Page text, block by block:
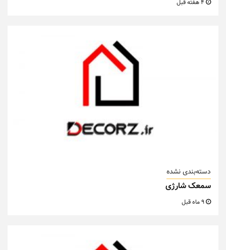
دسته‌بندی نشده
سمعک شارژی